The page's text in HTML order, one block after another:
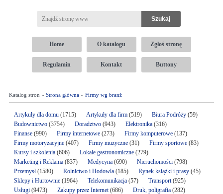
Home O katalogu Zgłoś stronę
Regulamin Kontakt Buttony
Katalog stron » Strona główna» Firmy wg branż
Artykuły dla domu(1715) Artykuły dla firm(519) Biura Podróży(59)
Budownictwo(3754) Doradztwo(943) Elektronika (316)
Finanse(990) Firmy internetowe (273) Firmy komputerowe(137)
Firmy motoryzacyjne(407) Firmy muzyczne(31) Firmy sportowe(83)
Kursy i szkolenia(606) Lokale gastronomiczne(279)
Marketing i Reklama(837) Medycyna(690) Nieruchomości(798)
Przemysł(1580) Rolnictwo i Hodowla(185) Rynek książki i prasy(45)
Sklepy i Hurtownie(1964) Telekomunikacja(57) Transport(925)
Usługi(9473) Zakupy przez Internet(686) Druk, poligrafia(282)